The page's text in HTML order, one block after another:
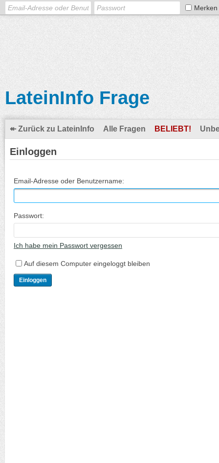
Merken
LateinInfo Frage
↞ Zurück zu LateinInfo Alle Fragen BELIEBT!
Einloggen
Email-Adresse oder Benutzername:
Passwort:
Ich habe mein Passwort vergessen
Auf diesem Computer eingeloggt bleiben